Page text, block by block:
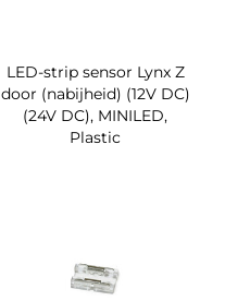
LED-strip sensor Lynx Z
door (nabijheid) (12V DC)
(24V DC), MINILED,
Plastic